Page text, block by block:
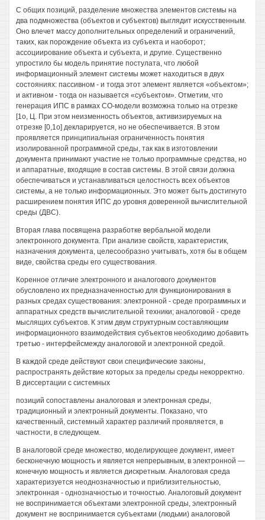
С общих позиций, разделение множества элементов системы на
два подмножества (объектов и субъектов) выглядит искусственным.
Оно влечет массу дополнительных определений и ограничений,
таких, как порождение объекта из субъекта и наоборот;
ассоциирование объекта и субъекта, и другие. Существенно
упростило бы модель принятие постулата, что любой
информационный элемент системы может находиться в двух
состояниях: пассивном - и тогда этот элемент является «объектом»;
и активном - тогда он называется «субъектом». Отметим, что
генерация ИПС в рамках СО-модели возможна только на отрезке
[1о, Ц. При этом неизменность объектов, активизируемых на
отрезке [0,1о] декларируется, но не обеспечивается. В этом
проявляется принципиальная ограниченность понятия
изолированной программной среды, так как в изготовлении
документа принимают участие не только программные средства, но
и аппаратные, входящие в состав системы. В этой связи должна
обеспечиваться и устанавливаться целостность всех объектов
системы, а не только информационных. Это может быть достигнуто
расширением понятия ИПС до уровня доверенной вычислительной
среды (ДВС).
Вторая глава посвящена разработке вербальной модели
электронного документа. При анализе свойств, характеристик,
назначения документа, целесообразно учитывать, хотя бы в общем
виде, свойства среды его существования.
Коренное отличие электронного и аналогового документов
обусловлено их предназначенностью для функционирования в
разных средах существования: электронной - среде программных и
аппаратных средств вычислительной техники; аналоговой - среде
мыслящих субъектов. К этим двум структурным составляющим
информационного взаимодействия субъектов необходимо добавить
третью - интерфейсмежду аналоговой и электронной средой.
В каждой среде действуют свои специфические законы,
распространять действие которых за пределы среды некорректно.
В диссертации с системных
позиций сопоставлены аналоговая и электронная среды,
традиционный и электронный документы. Показано, что
качественный, системный характер различий проявляется, в
частности, в следующем.
В аналоговой среде множество, моделирующее документ, имеет
бесконечную мощность и является непрерывным, в электронной —
конечную мощность и является дискретным. Аналоговая среда
характеризуется неоднозначностью и приблизительностью,
электронная - однозначностью и точностью. Аналоговый документ
не воспринимается объектами электронной среды, электронный
документ не воспринимается субъектами (людьми) аналоговой